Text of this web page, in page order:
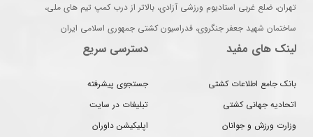
تهران، ضلع غربی استادیوم ورزشی آزادی، بالاتر از درب کمپ تیم های ملی،
ساختمان شهید جعفر جنگروی، فدراسیون کشتی جمهوری اسلامی ایران
لینک های مفید
بانک جامع اطلاعات کشتی
اتحادیه جهانی کشتی
وزارت ورزش و جوانان
دسترسی سریع
جستجوی پیشرفته
تبلیغات در سایت
اپلیکیشن داوران